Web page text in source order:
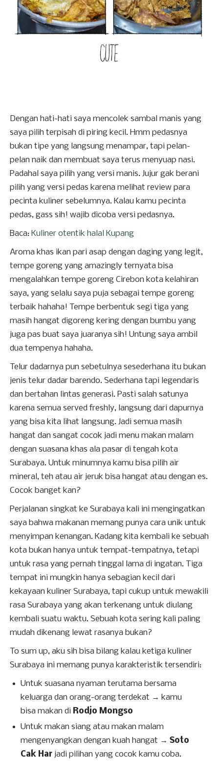
Dengan hati-hati saya mencolek sambal manis yang
saya pilih terpisah di piring kecil. Hmm pedasnya
bukan tipe yang langsung menampar, tapi pelan-
pelan naik dan membuat saya terus menyuap nasi.
Padahal saya pilih yang versi manis. Jujur gak berani
pilih yang versi pedas karena melihat review para
pecinta kuliner sebelumnya. Kalau kamu pecinta
pedas, gass sih! wajib dicoba versi pedasnya.
Baca: Kuliner otentik halal Kupang
Aroma khas ikan pari asap dengan daging yang legit,
tempe goreng yang amazingly ternyata bisa
mengalahkan tempe goreng Cirebon kota kelahiran
saya, yang selalu saya puja sebagai tempe goreng
terbaik hahaha! Tempe berbentuk segi tiga yang
masih hangat digoreng kering dengan bumbu yang
juga pas buat saya juaranya sih! Untung saya ambil
dua tempenya hahaha.
Telur dadarnya pun sebetulnya sesederhana itu bukan
jenis telur dadar barendo. Sederhana tapi legendaris
dan bertahan lintas generasi. Pasti salah satunya
karena semua served freshly, langsung dari dapurnya
yang bisa kita lihat langsung. Jadi semua masih
hangat dan sangat cocok jadi menu makan malam
dengan suasana khas ala pasar di tengah kota
Surabaya. Untuk minumnya kamu bisa pilih air
mineral, teh atau air jeruk bisa hangat atau dengan es.
Cocok banget kan?
Perjalanan singkat ke Surabaya kali ini mengingatkan
saya bahwa makanan memang punya cara unik untuk
menyimpan kenangan. Kadang kita kembali ke sebuah
kota bukan hanya untuk tempat-tempatnya, tetapi
untuk rasa yang pernah tinggal lama di ingatan. Tiga
tempat ini mungkin hanya sebagian kecil dari
kekayaan kuliner Surabaya, tapi cukup untuk mewakili
rasa Surabaya yang akan terkenang untuk diulang
kembali suatu waktu. Sebuah kota sering kali paling
mudah dikenang lewat rasanya bukan?
To sum up, aku sih bisa bilang kalau ketiga kuliner
Surabaya ini memang punya karakteristik tersendiri:
Untuk suasana nyaman terutama bersama
keluarga dan orang-orang terdekat → kamu
bisa makan di Rodjo Mongso
Untuk makan siang atau makan malam
mengenyangkan dengan kuah hangat → Soto
Cak Har jadi pilihan yang cocok kamu coba.